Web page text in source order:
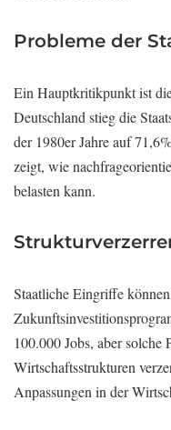
Probleme der
Ein Hauptkritikpunkt ist
Deutschland stieg die
der 1980er Jahre auf
zeigt, wie
belasten kann.
Staatliche Eingriffe
100.000 Jobs, aber solche
Wirtschaftsstrukturen
Anpassungen in der